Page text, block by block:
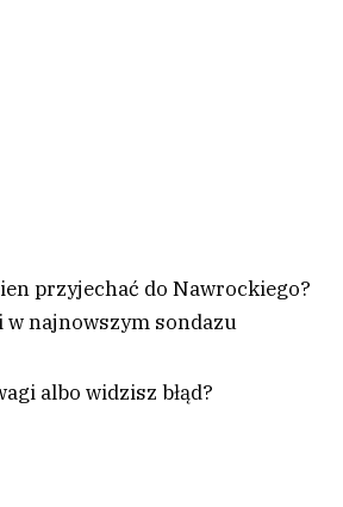
przyjechać do Nawrockiego?
w najnowszym sondazu
albo widzisz błąd?